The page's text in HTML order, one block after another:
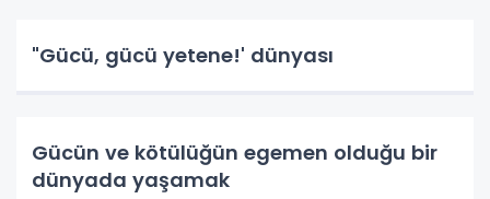
"Gücü, gücü yetene!' dünyası
Gücün ve kötülüğün egemen olduğu bir
dünyada yaşamak